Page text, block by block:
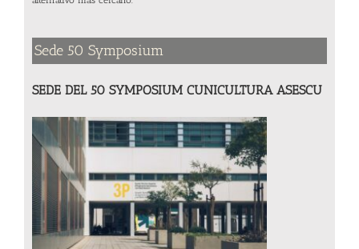
Sede 50 Symposium
SEDE DEL 50 SYMPOSIUM CUNICULTURA ASESCU